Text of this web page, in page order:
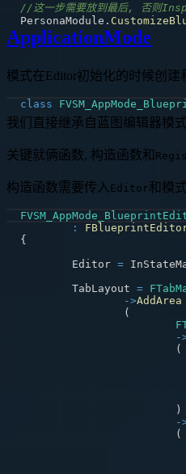
//这一步需要放到最后, 否则
PersonaModule .
ApplicationMode
模式在Editor初始化的时候创建
class
我们直接继承自蓝图编辑器模
关键就俩函数, 构造函数和
构造函数需要传入 Editor和模
:
{
	Editor
=
	TabLayout
=
->AddArea
(
-
(
)
-
(